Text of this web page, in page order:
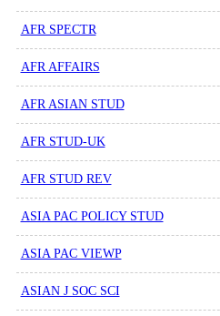
AFR SPECTR
AFR AFFAIRS
AFR ASIAN STUD
AFR STUD-UK
AFR STUD REV
ASIA PAC POLICY STUD
ASIA PAC VIEWP
ASIAN J SOC SCI